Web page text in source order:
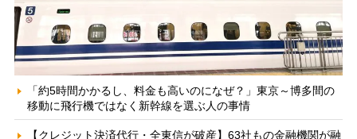
「約5時間かかるし、料金も高いのになぜ？」東京～博多間の
移動に飛行機ではなく新幹線を選ぶ人の事情
【クレジット決済代行・全東信が破産】63社もの金融機関が融